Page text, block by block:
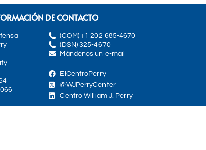
DE CONTACTO
(COM) +1 202 685-4670
(DSN) 325-4670
Mándenos un e-mail
ElCentroPerry
@WJPerryCenter
Centro William J. Perry